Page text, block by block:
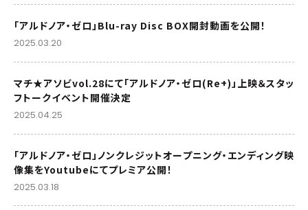
「アルドノア・ゼロ」Blu-ray Disc BOX開封動画を公開！
2025.03.20
マチ★アソビvol.28にて「アルドノア・ゼロ(Re+)」上映＆スタッ
フトークイベント開催決定
2025.04.25
「アルドノア・ゼロ」ノンクレジットオープニング・エンディング映
像集をYoutubeにてプレミア公開！
2025.03.18